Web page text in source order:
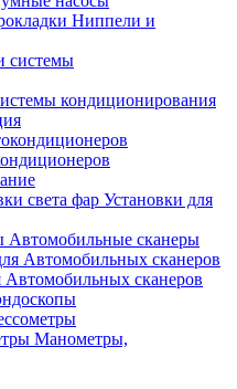
Ниппели и
кондиционирования
Установки для
Автомобильные сканеры
Автомобильных сканеров
Манометры,